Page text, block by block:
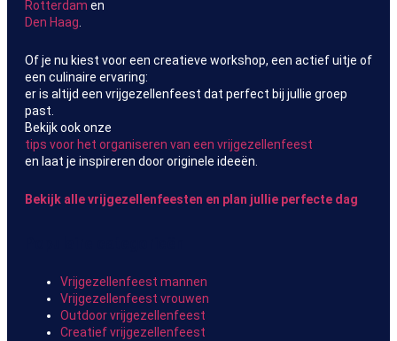
Rotterdam en
Den Haag
Of je nu kiest voor een creatieve workshop, een actief uitje of
een culinaire ervaring:
er is altijd een vrijgezellenfeest dat perfect bij jullie groep
past.
Bekijk ook onze
tips voor het organiseren van een vrijgezellenfeest
en laat je inspireren door originele ideeën.
Bekijk alle vrijgezellenfeesten en plan jullie perfecte dag
Vrijgezellenfeest mannen
Vrijgezellenfeest vrouwen
Outdoor vrijgezellenfeest
Creatief vrijgezellenfeest